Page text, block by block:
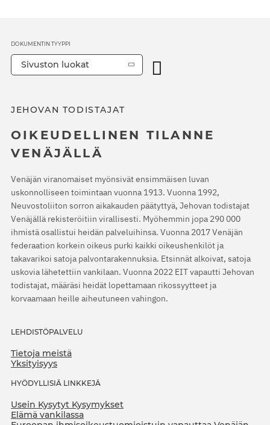
JEHOVAN TODISTAJAT
OIKEUDELLINEN TILANNE
VENÄJÄLLÄ
Venäjän viranomaiset myönsivät ensimmäisen luvan
uskonnolliseen toimintaan vuonna 1913. Vuonna 1992,
Neuvostoliiton sorron aikakauden päätyttyä, Jehovan todistajat
Venäjällä rekisteröitiin virallisesti. Myöhemmin jopa 290 000
ihmistä osallistui heidän palveluihinsa. Vuonna 2017 Venäjän
federaation korkein oikeus purki kaikki oikeushenkilöt ja
takavarikoi satoja palvontarakennuksia. Etsinnät alkoivat, satoja
uskovia lähetettiin vankilaan. Vuonna 2022 EIT vapautti Jehovan
todistajat, määräsi heidät lopettamaan rikossyytteet ja
korvaamaan heille aiheutuneen vahingon.
LEHDISTÖPALVELU
Tietoja meistä
Yksityisyys
HYÖDYLLISIÄ LINKKEJÄ
Usein Kysytyt Kysymykset
Elämä vankilassa
DOKUMENTIN TYYPPI
Sivuston luokat